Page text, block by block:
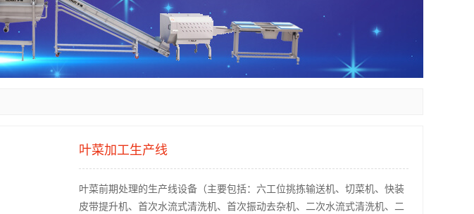
叶菜加工生产线
叶菜前期处理的生产线设备（主要包括：六工位挑拣输送机、切菜机、快装
皮带提升机、首次水流式清洗机、首次振动去杂机、二次水流式清洗机、二